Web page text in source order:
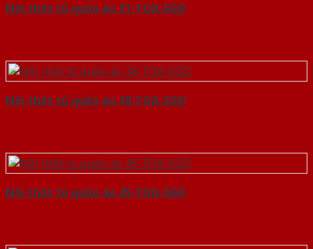
Nội thất tủ quần áo 21-TQA-SGD
Nội thất tủ quần áo 38-TQA-SGD
Nội thất tủ quần áo 45-TQA-SGD